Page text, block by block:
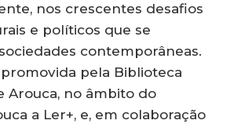
nos crescentes desafios
e políticos que se
contemporâneas.
promovida pela Biblioteca
Arouca, no âmbito do
a Ler+, e, em colaboração